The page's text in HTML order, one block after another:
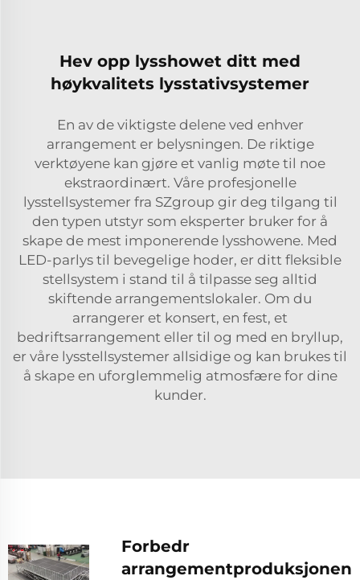
Hev opp lysshowet ditt med
høykvalitets lysstativsystemer
En av de viktigste delene ved enhver
arrangement er belysningen. De riktige
verktøyene kan gjøre et vanlig møte til noe
ekstraordinært. Våre profesjonelle
lysstellsystemer fra SZgroup gir deg tilgang til
den typen utstyr som eksperter bruker for å
skape de mest imponerende lysshowene. Med
LED-parlys til bevegelige hoder, er ditt fleksible
stellsystem i stand til å tilpasse seg alltid
skiftende arrangementslokaler. Om du
arrangerer et konsert, en fest, et
bedriftsarrangement eller til og med en bryllup,
er våre lysstellsystemer allsidige og kan brukes til
å skape en uforglemmelig atmosfære for dine
kunder.
Forbedr
arrangementproduksjonen